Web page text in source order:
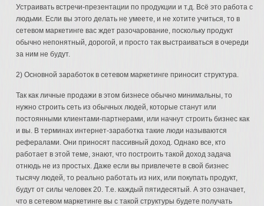
Устраивать встречи-презентации по продукции и т.д. Всё это работа с
людьми. Если вы этого делать не умеете, и не хотите учиться, то в
сетевом маркетинге вас ждет разочарование, поскольку продукт
обычно непонятный, дорогой, и просто так выстраиваться в очереди
за ним не будут.
2) Основной заработок в сетевом маркетинге приносит структура.
Так как личные продажи в этом бизнесе обычно минимальны, то
нужно строить сеть из обычных людей, которые станут или
постоянными клиентами-партнерами, или начнут строить бизнес как
и вы. В терминах интернет-заработка такие люди называются
рефералами. Они приносят пассивный доход. Однако все, кто
работает в этой теме, знают, что построить такой доход задача
отнюдь не из простых. Даже если вы привлечете в свой бизнес
тысячу людей, то реально работать из них, или покупать продукт,
будут от силы человек 20. Т.е. каждый пятидесятый. А это означает,
что в сетевом маркетинге вы с такой структуры будете получать